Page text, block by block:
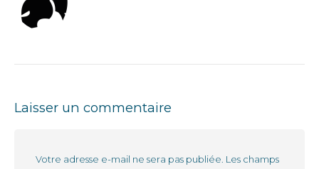
Laisser un commentaire
Votre adresse e-mail ne sera pas publiée. Les champs